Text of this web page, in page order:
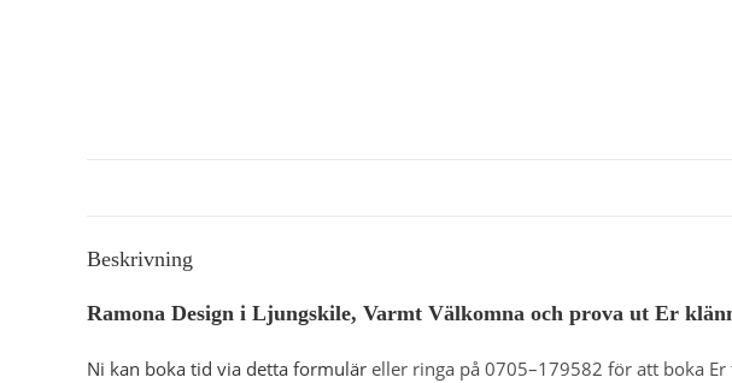
Beskrivning
Ramona Design i Ljungskile, Varmt Välkomna och prova ut Er
Ni kan boka tid via detta formulär eller ringa på 0705–179582 för att boka